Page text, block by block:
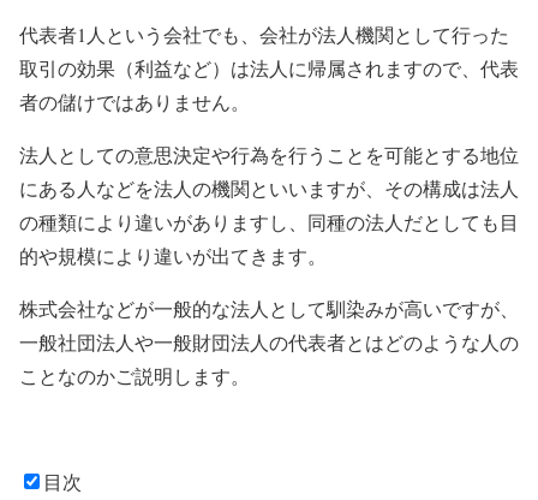
代表者1人という会社でも、会社が法人機関として行った
取引の効果（利益など）は法人に帰属されますので、代表
者の儲けではありません。
法人としての意思決定や行為を行うことを可能とする地位
にある人などを法人の機関といいますが、その構成は法人
の種類により違いがありますし、同種の法人だとしても目
的や規模により違いが出てきます。
株式会社などが一般的な法人として馴染みが高いですが、
一般社団法人や一般財団法人の代表者とはどのような人の
ことなのかご説明します。
目次